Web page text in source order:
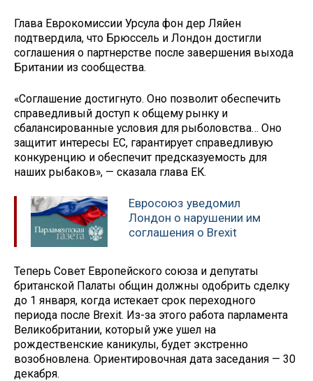
Глава Еврокомиссии Урсула фон дер Ляйен
подтвердила, что Брюссель и Лондон достигли
соглашения о партнерстве после завершения выхода
Британии из сообщества.
«Соглашение достигнуто. Оно позволит обеспечить
справедливый доступ к общему рынку и
сбалансированные условия для рыболовства… Оно
защитит интересы ЕС, гарантирует справедливую
конкуренцию и обеспечит предсказуемость для
наших рыбаков», — сказала глава ЕК.
Евросоюз уведомил
Лондон о нарушении им
соглашения о Brexit
Теперь Совет Европейского союза и депутаты
британской Палаты общин должны одобрить сделку
до 1 января, когда истекает срок переходного
периода после Brexit. Из-за этого работа парламента
Великобритании, который уже ушел на
рождественские каникулы, будет экстренно
возобновлена. Ориентировочная дата заседания — 30
декабря.